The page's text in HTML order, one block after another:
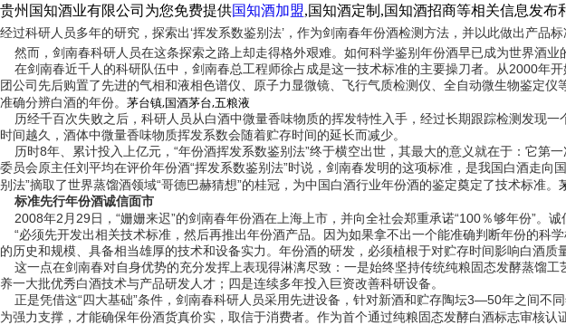
贵州国知酒业有限公司为您免费提供国知酒加盟,国知酒定制,国知酒招商等相关信息发布
经过科研人员多年的研究，探索出‘挥发系数鉴别法’，作为剑南春年份酒检测方法，并以此做出产品
然而， 剑南春科研人员在这条探索之路上却走得格外艰难。如何科学鉴别年份酒早已成为世界酒
在剑南春近千人的科研队伍中，剑南春总工程师徐占成是这一技术标准的主要操刀者。从2000年
团公司先后购置了先进的气相和液相色谱仪、原子力显微镜、飞行气质检测仪、全自动微生物鉴定
准确分辨白酒的年份。 茅台镇,国酒茅台,五粮液
历经千百次失败之后，科研人员从白酒中微量香味物质的挥发特性入手，经过长期跟踪检测发现
时间越久，酒体中微量香味物质挥发系数会随着贮存时间的延长而减少。
历时8年、累计投入上亿元，“年份酒挥发系数鉴别法”终于横空出世，其最大的意义就在于：它第
委员会原主任刘平均在评价年份酒“挥发系数鉴别法”时说，剑南春发明的这项标准，是我国白酒走
别法”摘取了世界蒸馏酒领域“哥德巴赫猜想”的桂冠，为中国白酒行业年份酒的鉴定奠定了技术标准。
标准先行年份酒诚信面市
2008年2月29日，“姗姗来迟”的剑南春年份酒在上海上市，并向全社会郑重承诺“100％够年份”。
“必须先开发出相关技术标准，然后再推出年份酒产品。因为如果拿不出一个能准确判断年份的科
的历史和规模、具备相当雄厚的技术和设备实力。年份酒的研发，必须植根于对贮存时间影响白酒
这一点在剑南春对自身优势的充分发挥上表现得淋漓尽致：一是始终坚持传统纯粮固态发酵蒸馏
养一大批优秀白酒技术与产品研发人才；四是连续多年投入巨资改善科研设备。
正是凭借这“四大基础”条件，剑南春科研人员采用先进设备，针对新酒和贮存陶坛3—50年之间不
为强力支撑，才能确保年份酒货真价实，取信于消费者。作为首个通过纯粮固态发酵白酒标志审核